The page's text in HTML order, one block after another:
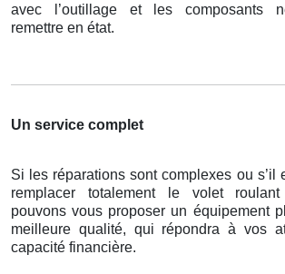
avec l’outillage et les composants
remettre en état.
Un service complet
Si les réparations sont complexes ou s’il
remplacer totalement le volet
pouvons vous proposer un équipement
meilleure qualité, qui répondra à vos
capacité financière.